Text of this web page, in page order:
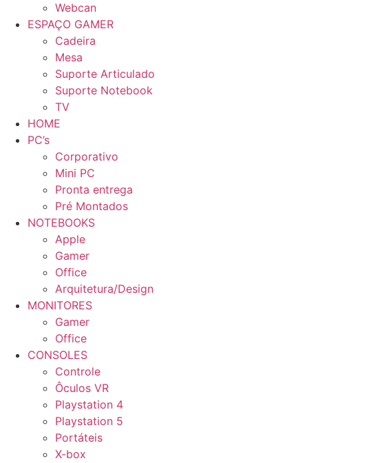
Webcan
ESPAÇO GAMER
Cadeira
Mesa
Suporte Articulado
Suporte Notebook
TV
HOME
PC’s
Corporativo
Mini PC
Pronta entrega
Pré Montados
NOTEBOOKS
Apple
Gamer
Office
Arquitetura/Design
MONITORES
Gamer
Office
CONSOLES
Controle
Ôculos VR
Playstation 4
Playstation 5
Portáteis
X-box